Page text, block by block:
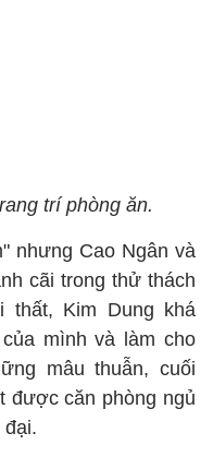
trí phòng ăn.
nhưng Cao Ngân và
cãi trong thử thách
thất, Kim Dung khá
mình và làm cho
mâu thuẫn, cuối
được căn phòng ngủ